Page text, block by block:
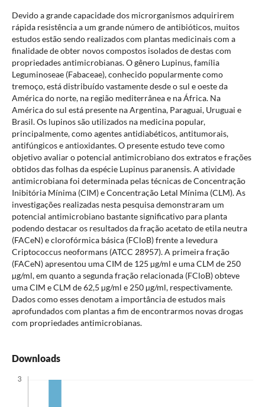
Devido a grande capacidade dos microrganismos adquirirem
rápida resistência a um grande número de antibióticos, muitos
estudos estão sendo realizados com plantas medicinais com a
finalidade de obter novos compostos isolados de destas com
propriedades antimicrobianas. O gênero Lupinus, família
Leguminoseae (Fabaceae), conhecido popularmente como
tremoço, está distribuído vastamente desde o sul e oeste da
América do norte, na região mediterrânea e na África. Na
América do sul está presente na Argentina, Paraguai, Uruguai e
Brasil. Os lupinos são utilizados na medicina popular,
principalmente, como agentes antidiabéticos, antitumorais,
antifúngicos e antioxidantes. O presente estudo teve como
objetivo avaliar o potencial antimicrobiano dos extratos e frações
obtidos das folhas da espécie Lupinus paranensis. A atividade
antimicrobiana foi determinada pelas técnicas de Concentração
Inibitória Mínima (CIM) e Concentração Letal Mínima (CLM). As
investigações realizadas nesta pesquisa demonstraram um
potencial antimicrobiano bastante significativo para planta
podendo destacar os resultados da fração acetato de etila neutra
(FACeN) e clorofórmica básica (FCloB) frente a levedura
Criptococcus neoformans (ATCC 28957). A primeira fração
(FACeN) apresentou uma CIM de 125 µg/ml e uma CLM de 250
µg/ml, em quanto a segunda fração relacionada (FCloB) obteve
uma CIM e CLM de 62,5 µg/ml e 250 µg/ml, respectivamente.
Dados como esses denotam a importância de estudos mais
aprofundados com plantas a fim de encontrarmos novas drogas
com propriedades antimicrobianas.
Downloads